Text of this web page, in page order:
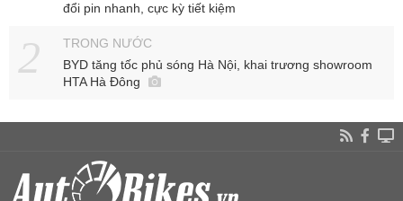
đổi pin nhanh, cực kỳ tiết kiệm
TRONG NƯỚC
BYD tăng tốc phủ sóng Hà Nội, khai trương showroom
HTA Hà Đông